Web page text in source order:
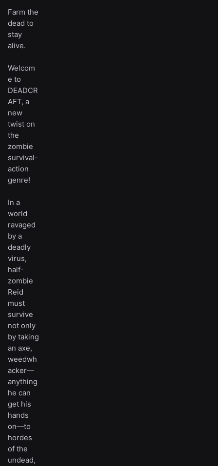
Farm the
dead to
stay
alive.
Welcom
e to
DEADCR
AFT, a
new
twist on
the
zombie
survival-
action
genre!
In a
world
ravaged
by a
deadly
virus,
half-
zombie
Reid
must
survive
not only
by taking
an axe,
weedwh
acker—
anything
he can
get his
hands
on—to
hordes
of the
undead,